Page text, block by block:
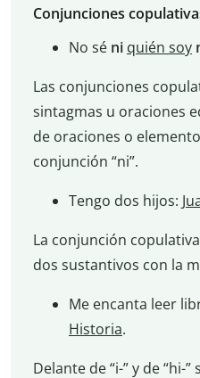
Conjunciones
No sé ni quién soy
Las conjunciones
sintagmas u oraciones
de oraciones o
conjunción “ni”.
Tengo dos hijos:
La conjunción
dos sustantivos con la
Me encanta leer
Historia.
Delante de “i-” y de “hi-